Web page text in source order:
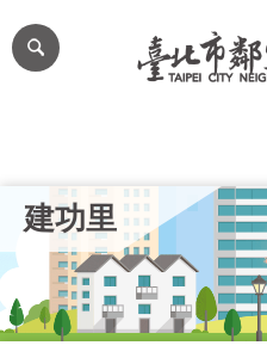
跳到主要內容區塊
網
站
台
建功里